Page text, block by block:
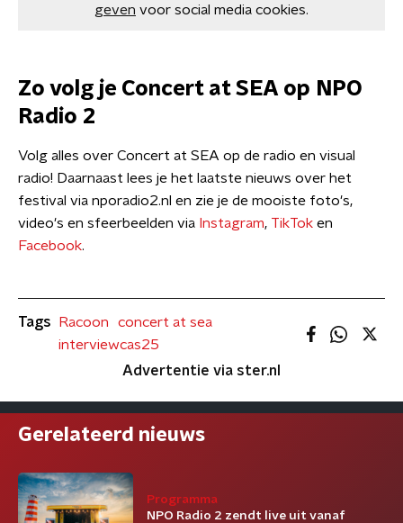
geven voor social media cookies.
Zo volg je Concert at SEA op NPO
Radio 2
Volg alles over Concert at SEA op de radio en visual
radio! Daarnaast lees je het laatste nieuws over het
festival via nporadio2.nl en zie je de mooiste foto's,
video's en sfeerbeelden via Instagram, TikTok en
Facebook.
Tags Racoon
concert at sea
interviewcas25
Advertentie via ster.nl
Gerelateerd nieuws
Programma
NPO Radio 2 zendt live uit vanaf